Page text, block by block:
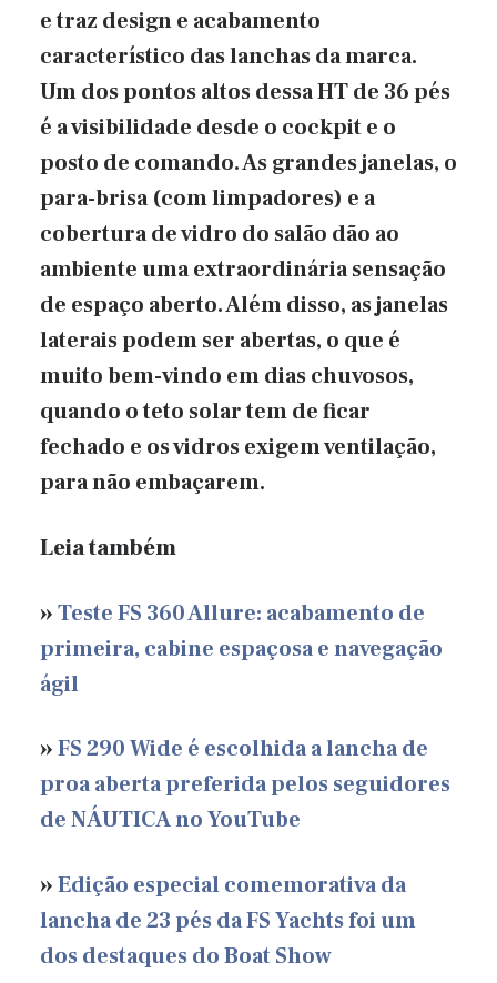
e traz design e acabamento
característico das lanchas da marca.
Um dos pontos altos dessa HT de 36 pés
é a visibilidade desde o cockpit e o
posto de comando. As grandes janelas, o
para-brisa (com limpadores) e a
cobertura de vidro do salão dão ao
ambiente uma extraordinária sensação
de espaço aberto. Além disso, as janelas
laterais podem ser abertas, o que é
muito bem-vindo em dias chuvosos,
quando o teto solar tem de ficar
fechado e os vidros exigem ventilação,
para não embaçarem.
Leia também
»Teste FS 360 Allure: acabamento de
primeira, cabine espaçosa e navegação
ágil
»FS 290 Wide é escolhida a lancha de
proa aberta preferida pelos seguidores
de NÁUTICA no YouTube
»Edição especial comemorativa da
lancha de 23 pés da FS Yachts foi um
dos destaques do Boat Show